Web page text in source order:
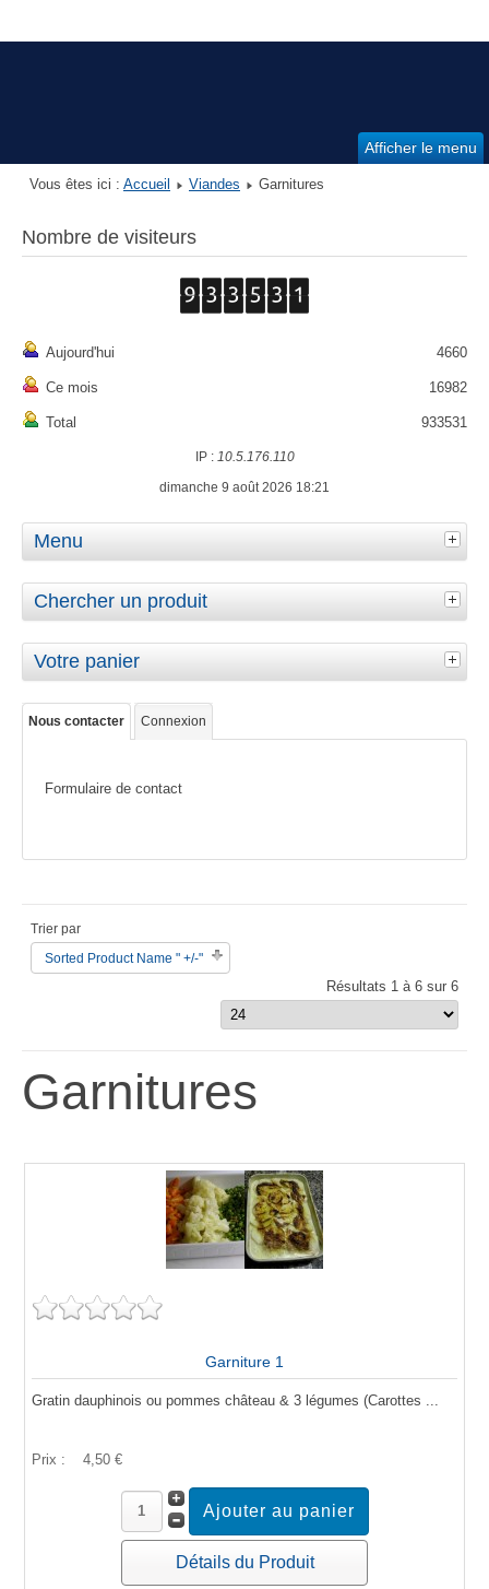
Afficher le menu
Vous êtes ici : Accueil Viandes Garnitures
Nombre de visiteurs
Aujourd'hui 4660
Ce mois 16982
Total 933531
IP : 10.5.176.110
dimanche 9 août 2026 18:21
Menu
Chercher un produit
Votre panier
Nous contacter Connexion
Formulaire de contact
Trier par
Sorted Product Name " +/-"
Résultats 1 à 6 sur 6
Garnitures
Garniture 1
Gratin dauphinois ou pommes château & 3 légumes (Carottes ...
Prix : 4,50 €
Détails du Produit